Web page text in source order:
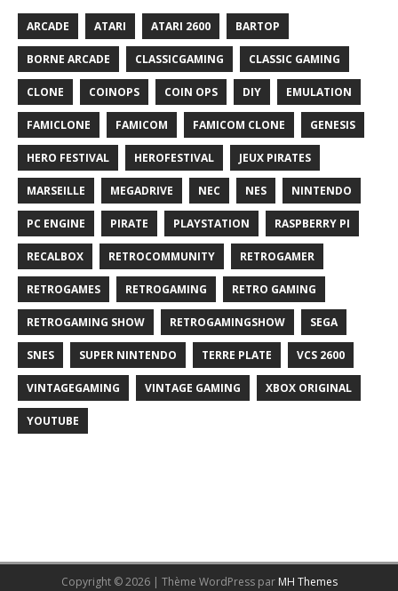
ARCADE ATARI ATARI 2600 BARTOP
BORNE ARCADE CLASSICGAMING CLASSIC GAMING
CLONE COINOPS COIN OPS DIY EMULATION
FAMICLONE FAMICOM FAMICOM CLONE GENESIS
HERO FESTIVAL HEROFESTIVAL JEUX PIRATES
MARSEILLE MEGADRIVE NEC NES NINTENDO
PC ENGINE PIRATE PLAYSTATION RASPBERRY PI
RECALBOX RETROCOMMUNITY RETROGAMER
RETROGAMES RETROGAMING RETRO GAMING
RETROGAMING SHOW RETROGAMINGSHOW SEGA
SNES SUPER NINTENDO TERRE PLATE VCS 2600
VINTAGEGAMING VINTAGE GAMING XBOX ORIGINAL
YOUTUBE
Copyright © 2026 | Thème WordPress par MH Themes